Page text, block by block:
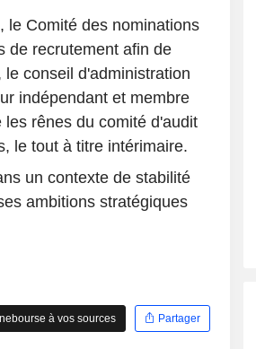
le Comité des nominations
de recrutement afin de
conseil d'administration
indépendant et membre
rênes du comité d'audit
le tout à titre intérimaire.
un contexte de stabilité
ambitions stratégiques
à vos sources Partager